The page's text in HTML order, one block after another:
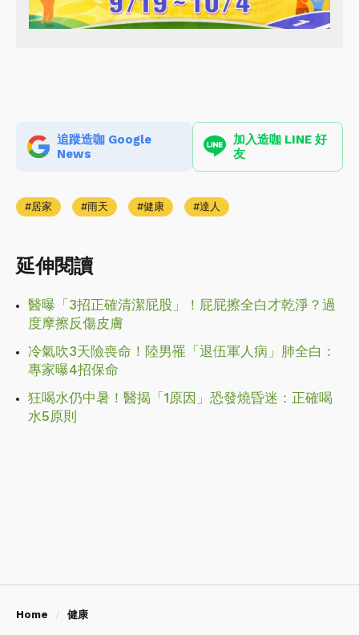
追蹤造咖 Google
News
加入造咖 LINE 好
友
居家 雨天 健康 達人
延伸閱讀
醫曝「3招正確清潔屁股」！屁屁擦全白才乾淨？過
度摩擦反傷皮膚
冷氣吹3天險喪命！陸男罹「退伍軍人病」肺全白：
專家曝4招保命
狂喝水仍中暑！醫揭「1原因」恐發燒昏迷：正確喝
水5原則
Home 健康